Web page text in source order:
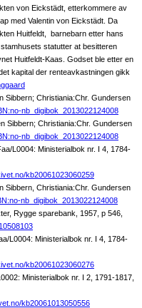
von Eickstädt, etterkommere av
med Valentin von Eickstädt. Da
Huitfeldt, barnebarn etter hans
statutter at besitteren
Huitfeldt-Kaas. Godset ble etter en
kapital der renteavkastningen gikk
Sibbern; Christiania:Chr. Gundersen
nb_digibok_2013022124008
Sibbern; Christiania:Chr. Gundersen
nb_digibok_2013022124008
L0004: Ministerialbok nr. I 4, 1784-
kb20061023060259
Sibbern, Christiania:Chr. Gundersen
nb_digibok_2013022124008
Rygge sparebank, 1957, p 546,
L0004: Ministerialbok nr. I 4, 1784-
kb20061023060276
Ministerialbok nr. I 2, 1791-1817,
kb20061013050556